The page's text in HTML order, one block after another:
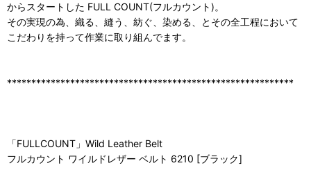
からスタートした FULL COUNT(フルカウント)。
その実現の為、織る、縫う、紡ぐ、染める、とその全工程において
こだわりを持って作業に取り組んでます。
***********************************************************
「FULLCOUNT」Wild Leather Belt
フルカウント ワイルドレザー ベルト 6210 [ブラック]